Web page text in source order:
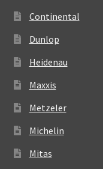
Continental
Dunlop
Heidenau
Maxxis
Metzeler
Michelin
Mitas